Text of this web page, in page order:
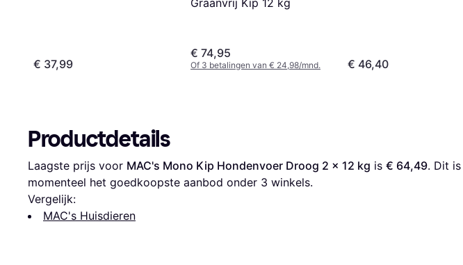
€ 37,99
€ 74,95
Of 3 betalingen van € 24,98/mnd. € 46,40
Productdetails
Laagste prijs voor MAC's Mono Kip Hondenvoer Droog 2 x 12 kg is € 64,49. Dit is
momenteel het goedkoopste aanbod onder 3 winkels.
Vergelijk:
MAC's Huisdieren